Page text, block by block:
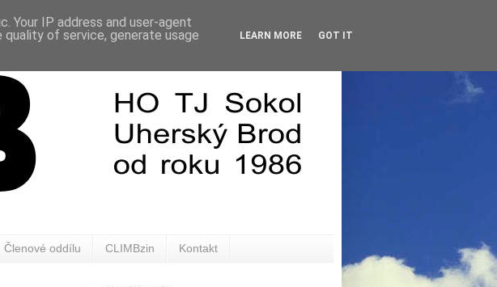
Členové oddílu CLIMBzin Kontakt
Your IP address and user-agent
of service, generate usage
LEARN MORE GOT IT